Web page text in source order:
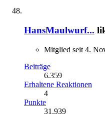
HansMaulwurf...
Mitglied seit 4.
Beiträge
6.359
Erhaltene Reaktionen
4
Punkte
31.939